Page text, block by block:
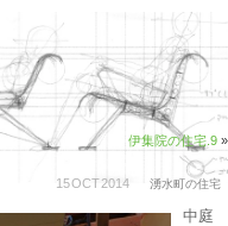
伊集院の住宅.9 »
15OCT2014 湧水町の住宅
中庭